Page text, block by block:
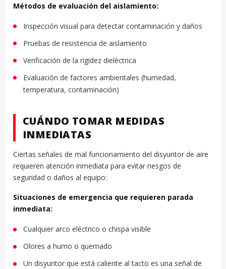
Métodos de evaluación del aislamiento:
Inspección visual para detectar contaminación y daños
Pruebas de resistencia de aislamiento
Verificación de la rigidez dieléctrica
Evaluación de factores ambientales (humedad,
temperatura, contaminación)
CUÁNDO TOMAR MEDIDAS
INMEDIATAS
Ciertas señales de mal funcionamiento del disyuntor de aire
requieren atención inmediata para evitar riesgos de
seguridad o daños al equipo:
Situaciones de emergencia que requieren parada
inmediata:
Cualquier arco eléctrico o chispa visible
Olores a humo o quemado
Un disyuntor que está caliente al tacto es una señal de